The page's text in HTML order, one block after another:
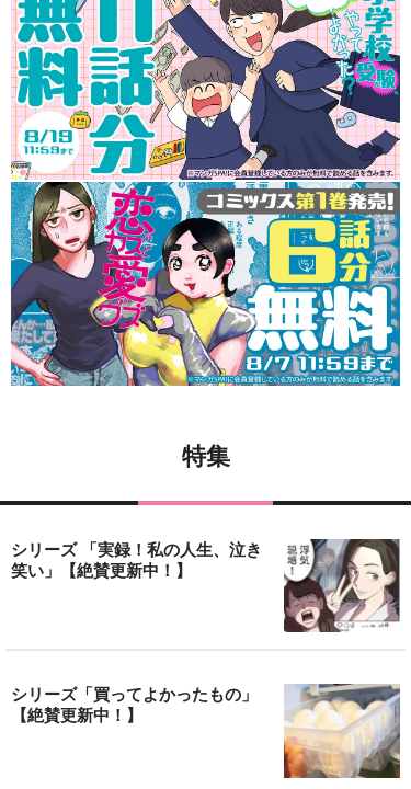
特集
シリーズ 「実録！私の人生、泣き
笑い」【絶賛更新中！】
シリーズ「買ってよかったもの」
【絶賛更新中！】